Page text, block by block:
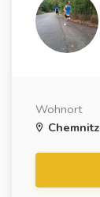
Wohnort
Chemnitz